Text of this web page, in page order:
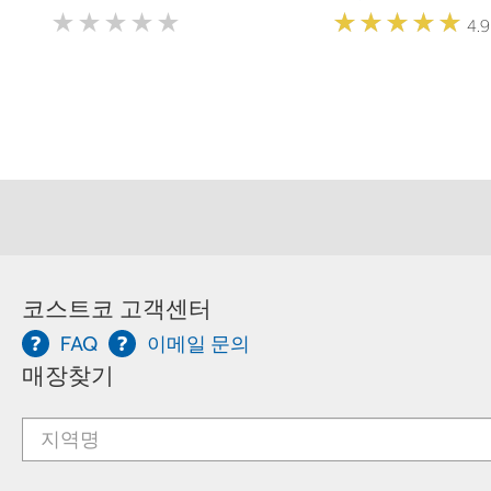
★ ★ ★ ★ ★
★ ★ ★ ★ ★ ★★★★★
★★★★★
코스트코 고객센터
FAQ 이메일 문의
매장찾기